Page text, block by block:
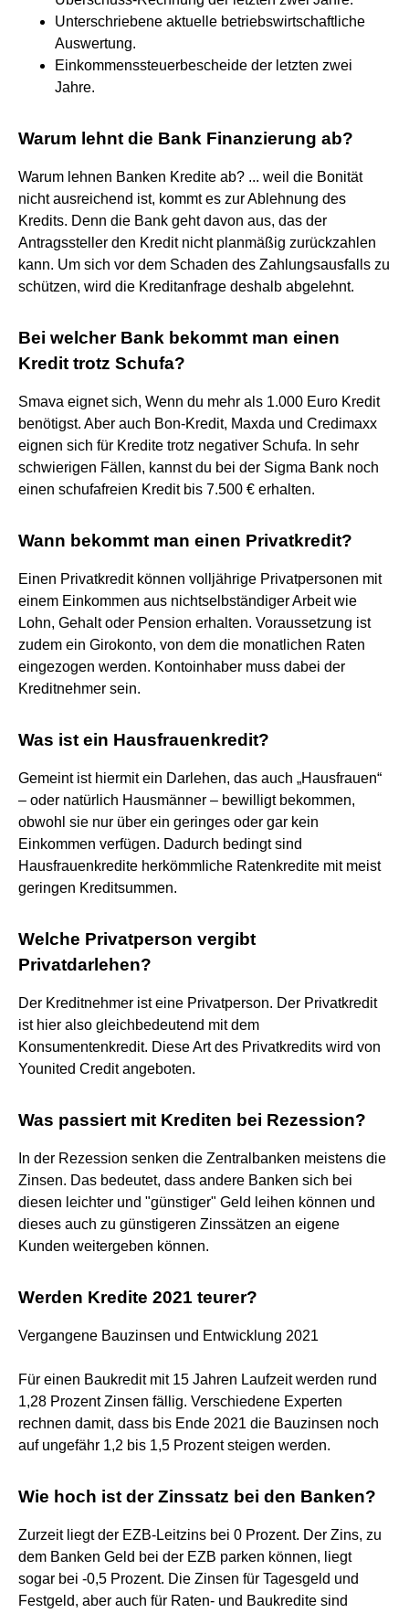
Unterschriebene aktuelle betriebswirtschaftliche
Auswertung.
Einkommenssteuerbescheide der letzten zwei
Jahre.
Warum lehnt die Bank Finanzierung ab?
Warum lehnen Banken Kredite ab? ... weil die Bonität
nicht ausreichend ist, kommt es zur Ablehnung des
Kredits. Denn die Bank geht davon aus, das der
Antragssteller den Kredit nicht planmäßig zurückzahlen
kann. Um sich vor dem Schaden des Zahlungsausfalls zu
schützen, wird die Kreditanfrage deshalb abgelehnt.
Bei welcher Bank bekommt man einen
Kredit trotz Schufa?
Smava eignet sich, Wenn du mehr als 1.000 Euro Kredit
benötigst. Aber auch Bon-Kredit, Maxda und Credimaxx
eignen sich für Kredite trotz negativer Schufa. In sehr
schwierigen Fällen, kannst du bei der Sigma Bank noch
einen schufafreien Kredit bis 7.500 € erhalten.
Wann bekommt man einen Privatkredit?
Einen Privatkredit können volljährige Privatpersonen mit
einem Einkommen aus nichtselbständiger Arbeit wie
Lohn, Gehalt oder Pension erhalten. Voraussetzung ist
zudem ein Girokonto, von dem die monatlichen Raten
eingezogen werden. Kontoinhaber muss dabei der
Kreditnehmer sein.
Was ist ein Hausfrauenkredit?
Gemeint ist hiermit ein Darlehen, das auch „Hausfrauen“
– oder natürlich Hausmänner – bewilligt bekommen,
obwohl sie nur über ein geringes oder gar kein
Einkommen verfügen. Dadurch bedingt sind
Hausfrauenkredite herkömmliche Ratenkredite mit meist
geringen Kreditsummen.
Welche Privatperson vergibt
Privatdarlehen?
Der Kreditnehmer ist eine Privatperson. Der Privatkredit
ist hier also gleichbedeutend mit dem
Konsumentenkredit. Diese Art des Privatkredits wird von
Younited Credit angeboten.
Was passiert mit Krediten bei Rezession?
In der Rezession senken die Zentralbanken meistens die
Zinsen. Das bedeutet, dass andere Banken sich bei
diesen leichter und "günstiger" Geld leihen können und
dieses auch zu günstigeren Zinssätzen an eigene
Kunden weitergeben können.
Werden Kredite 2021 teurer?
Vergangene Bauzinsen und Entwicklung 2021
Für einen Baukredit mit 15 Jahren Laufzeit werden rund
1,28 Prozent Zinsen fällig. Verschiedene Experten
rechnen damit, dass bis Ende 2021 die Bauzinsen noch
auf ungefähr 1,2 bis 1,5 Prozent steigen werden.
Wie hoch ist der Zinssatz bei den Banken?
Zurzeit liegt der EZB-Leitzins bei 0 Prozent. Der Zins, zu
dem Banken Geld bei der EZB parken können, liegt
sogar bei -0,5 Prozent. Die Zinsen für Tagesgeld und
Festgeld, aber auch für Raten- und Baukredite sind